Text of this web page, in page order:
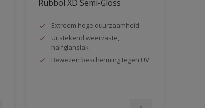
Rubbol XD Semi-Gloss
Extreem hoge duurzaamheid
Uitstekend weervaste,
halfglanslak
Bewezen bescherming tegen UV